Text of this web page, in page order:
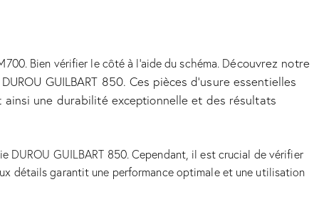
Bien vérifier le côté à l’aide du schéma. Découvrez notre
GUILBART 850. Ces pièces d’usure essentielles
une durabilité exceptionnelle et des résultats
DUROU GUILBART 850. Cependant, il est crucial de vérifier
détails garantit une performance optimale et une utilisation